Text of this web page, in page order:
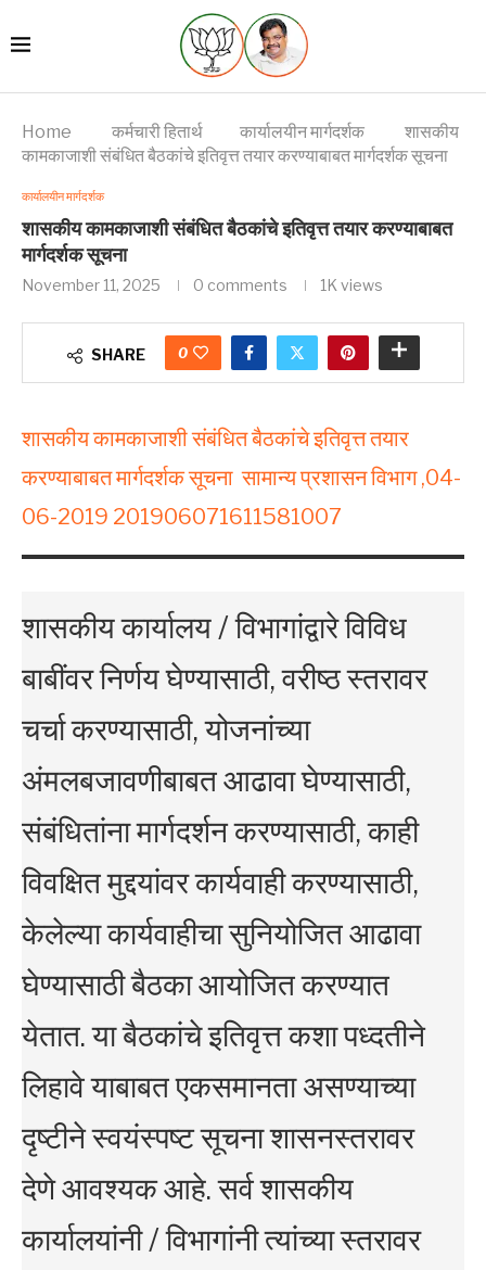
Home कर्मचारी हितार्थ कार्यालयीन मार्गदर्शक
शासकीय
कामकाजाशी संबंधित बैठकांचे इतिवृत्त तयार करण्याबाबत मार्गदर्शक सूचना
कार्यालयीन मार्गदर्शक
शासकीय कामकाजाशी संबंधित बैठकांचे इतिवृत्त तयार करण्याबाबत
मार्गदर्शक सूचना
November 11, 2025 0 comments 1K views
SHARE 0
शासकीय कामकाजाशी संबंधित बैठकांचे इतिवृत्त तयार
करण्याबाबत मार्गदर्शक सूचना सामान्य प्रशासन विभाग ,04-
06-2019 201906071611581007
शासकीय कार्यालय / विभागांद्वारे विविध
बाबींवर निर्णय घेण्यासाठी, वरीष्ठ स्तरावर
चर्चा करण्यासाठी, योजनांच्या
अंमलबजावणीबाबत आढावा घेण्यासाठी,
संबंधितांना मार्गदर्शन करण्यासाठी, काही
विवक्षित मुद्दयांवर कार्यवाही करण्यासाठी,
केलेल्या कार्यवाहीचा सुनियोजित आढावा
घेण्यासाठी बैठका आयोजित करण्यात
येतात. या बैठकांचे इतिवृत्त कशा पध्दतीने
लिहावे याबाबत एकसमानता असण्याच्या
दृष्टीने स्वयंस्पष्ट सूचना शासनस्तरावर
देणे आवश्यक आहे. सर्व शासकीय
कार्यालयांनी / विभागांनी त्यांच्या स्तरावर